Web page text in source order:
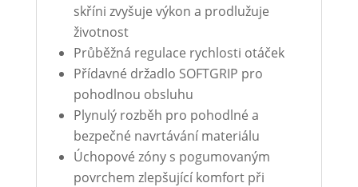
skříni zvyšuje výkon a prodlužuje
životnost
Průběžná regulace rychlosti otáček
Přídavné držadlo SOFTGRIP pro
pohodlnou obsluhu
Plynulý rozběh pro pohodlné a
bezpečné navrtávání materiálu
Úchopové zóny s pogumovaným
povrchem zlepšující komfort při